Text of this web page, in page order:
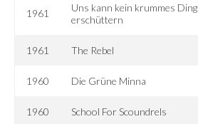
1961
Uns kann kein krummes Ding
erschüttern
1961 The Rebel
1960 Die Grüne Minna
1960 School For Scoundrels